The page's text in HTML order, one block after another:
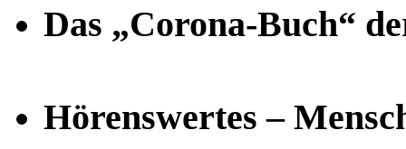
Das „Corona-Buch“
Hörenswertes –